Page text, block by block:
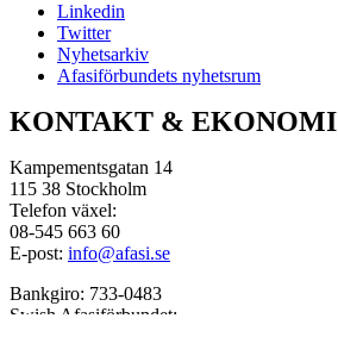
Linkedin
Twitter
Nyhetsarkiv
Afasiförbundets nyhetsrum
KONTAKT & EKONOMI
Kampementsgatan 14
115 38 Stockholm
Telefon växel:
08-545 663 60
E-post: info@afasi.se
Bankgiro: 733-0483
Swish Afasiförbundet: